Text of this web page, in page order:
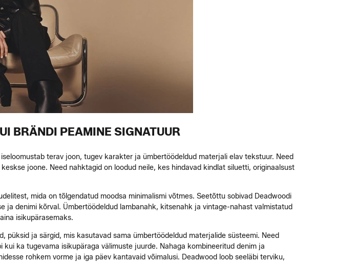
BRÄNDI PEAMINE SIGNATUUR
terav joon, tugev karakter ja ümbertöödeldud materjali elav tekstuur. Need
joone. Need nahktagid on loodud neile, kes hindavad kindlat siluetti, originaalsust
mida on tõlgendatud moodsa minimalismi võtmes. Seetõttu sobivad Deadwoodi
denimi kõrval. Ümbertöödeldud lambanahk, kitsenahk ja vintage-nahast valmistatud
isikupärasemaks.
ja särgid, mis kasutavad sama ümbertöödeldud materjalide süsteemi. Need
ka tugevama isikupäraga välimuste juurde. Nahaga kombineeritud denim ja
rohkem vorme ja iga päev kantavaid võimalusi. Deadwood loob seeläbi terviku,